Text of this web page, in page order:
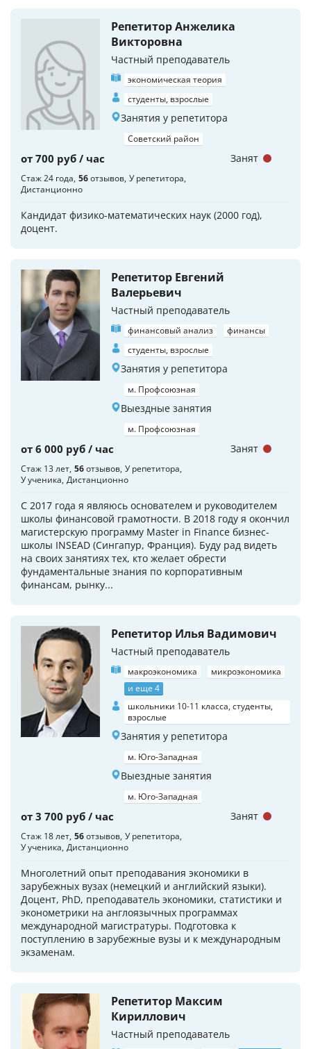
Репетитор Анжелика
Викторовна
Частный преподаватель
экономическая теория
студенты, взрослые
Занятия у репетитора
Советский район
от 700 руб / час
Стаж 24 года 56отзывов У репетитора
Дистанционно
Кандидат физико-математических наук (2000 год),
доцент.
Занят
Репетитор Евгений
Валерьевич
Частный преподаватель
финансовый анализ
финансы
студенты, взрослые
Занятия у репетитора
м. Профсоюзная
Выездные занятия
м. Профсоюзная
от 6 000 руб / час
Стаж 13 лет 56отзывов У репетитора
У ученика Дистанционно
С 2017 года я являюсь основателем и руководителем
школы финансовой грамотности. В 2018 году я окончил
магистерскую программу Master in Finance бизнес-
школы INSEAD (Сингапур, Франция). Буду рад видеть
на своих занятиях тех, кто желает обрести
фундаментальные знания по корпоративным
финансам, рынку...
Занят
Репетитор Илья Вадимович
Частный преподаватель
макроэкономика
микроэкономика
и еще 4
школьники 10-11 класса, студенты,
взрослые
Занятия у репетитора
м. Юго-Западная
Выездные занятия
м. Юго-Западная
от 3 700 руб / час
Стаж 18 лет 56отзывов У репетитора
У ученика Дистанционно
Многолетний опыт преподавания экономики в
зарубежных вузах (немецкий и английский языки).
Доцент, PhD, преподаватель экономики, статистики и
эконометрики на англоязычных программах
международной магистратуры. Подготовка к
поступлению в зарубежные вузы и к международным
экзаменам.
Занят
Репетитор Максим
Кириллович
Частный преподаватель